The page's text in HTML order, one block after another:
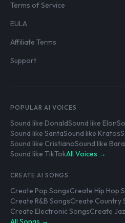
Terms of Service
EULA
Affiliate Terms
Support
POPULAR AI VOICES
Sound like DonaldSound like Elon
Sound like SantaSound like Kratos
Sound like CristianoSound like
Sound like TikTokAll Voices →
CREATE AI SONGS
Create Pop SongsCreate Hip Hop
Create R&B SongsCreate Country
Create Electronic SongsCreate